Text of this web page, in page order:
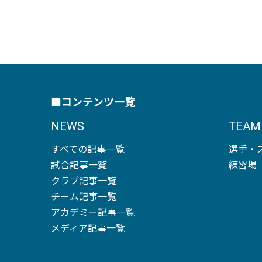
■コンテンツ一覧
NEWS
すべての記事一覧
試合記事一覧
クラブ記事一覧
チーム記事一覧
アカデミー記事一覧
メディア記事一覧
TEAM
選手・
練習場